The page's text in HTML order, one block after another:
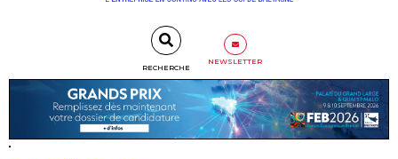
RECHERCHE
NEWSLETTER